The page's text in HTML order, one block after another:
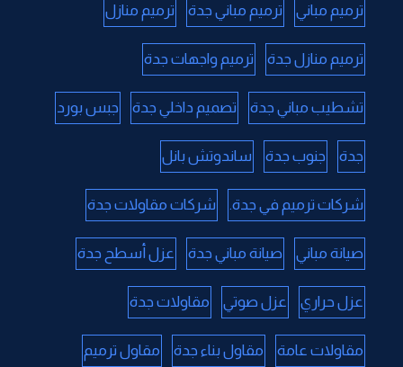
ترميم مباني ترميم مباني جدة ترميم منازل
ترميم منازل جدة ترميم واجهات جدة
تشطيب مباني جدة تصميم داخلي جدة جبس بورد
جدة جنوب جدة ساندوتش بانل
شركات ترميم في جدة. شركات مقاولات جدة
صيانة مباني صيانة مباني جدة عزل أسطح جدة
عزل حراري عزل صوتي مقاولات جدة
مقاولات عامة مقاول بناء جدة مقاول ترميم